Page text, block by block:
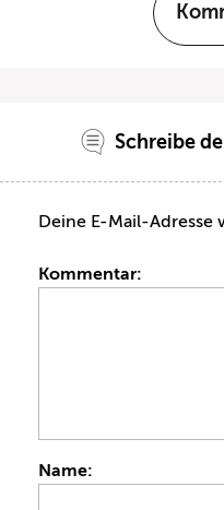
Schreibe
Deine E-Mail-
Kommentar:
Name: